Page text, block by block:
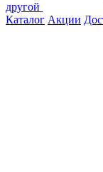
другой
Каталог Акции